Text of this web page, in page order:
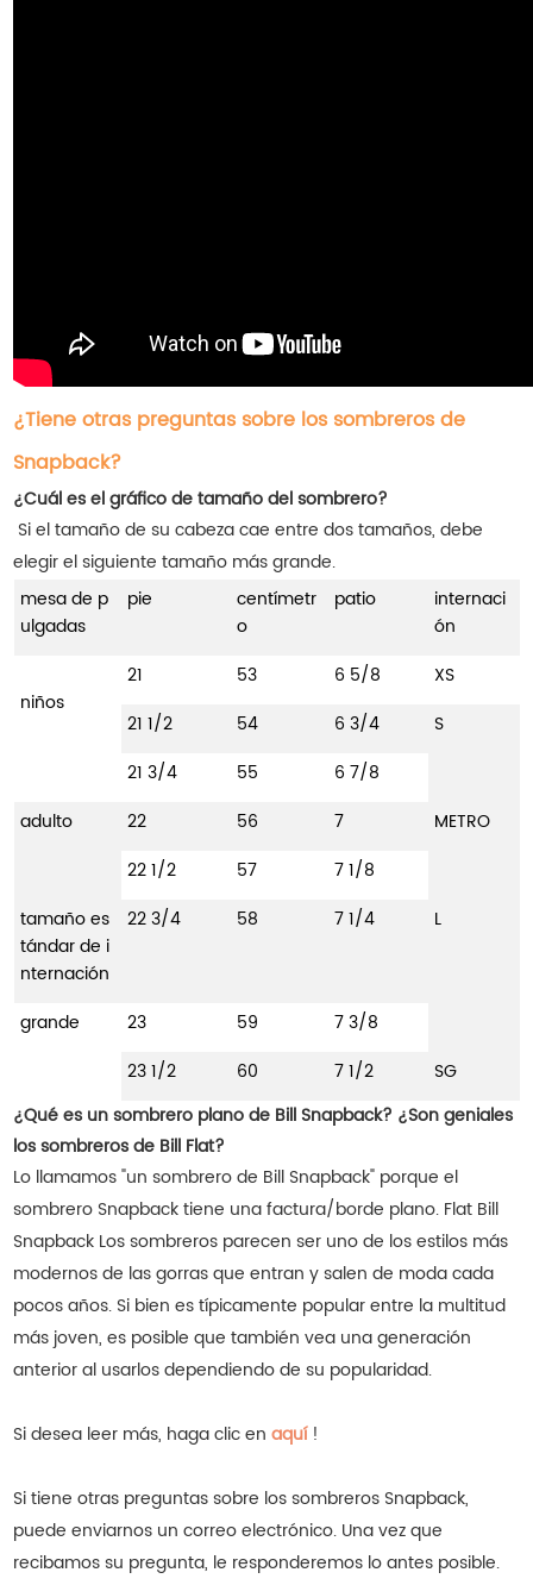
¿Tiene otras preguntas sobre los sombreros de
Snapback?
¿Cuál es el gráfico de tamaño del sombrero?
Si el tamaño de su cabeza cae entre dos tamaños, debe
elegir el siguiente tamaño más grande.
mesa de p
ulgadas
pie
centímetr
o
patio
internaci
ón
niños
21 53 6 5/8
XS
21 1/2
54 6 3/4
S
21 3/4
55
6 7/8
adulto
22 56 7
METRO
22 1/2
57
7 1/8
tamaño es
tándar de i
nternación
22 3/4 58 7 1/4 L
grande 23 59
7 3/8
23 1/2
60 7 1/2
SG
¿Qué es un sombrero plano de Bill Snapback? ¿Son geniales
los sombreros de Bill Flat?
Lo llamamos "un sombrero de Bill Snapback" porque el
sombrero Snapback tiene una factura/borde plano. Flat Bill
Snapback Los sombreros parecen ser uno de los estilos más
modernos de las gorras que entran y salen de moda cada
pocos años. Si bien es típicamente popular entre la multitud
más joven, es posible que también vea una generación
anterior al usarlos dependiendo de su popularidad.
Si desea leer más, haga clic enaquí!
Si tiene otras preguntas sobre los sombreros Snapback,
puede enviarnos un correo electrónico. Una vez que
recibamos su pregunta, le responderemos lo antes posible.